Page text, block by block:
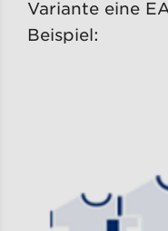
Variante eine
Beispiel: